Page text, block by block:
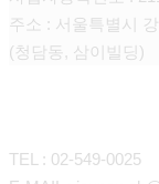
주소 : 서울특별시
(청담동, 삼이빌딩)
TEL : 02-549-0025